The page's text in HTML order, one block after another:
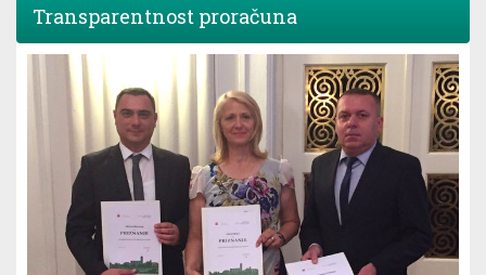
Transparentnost proračuna